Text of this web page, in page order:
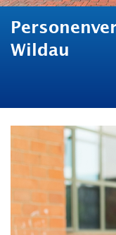
Wildau